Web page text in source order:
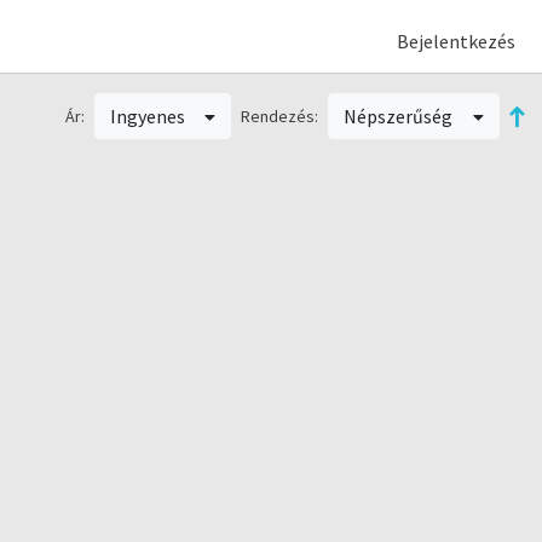
Bejelentkezés
Ár: Ingyenes Rendezés: Népszerűség